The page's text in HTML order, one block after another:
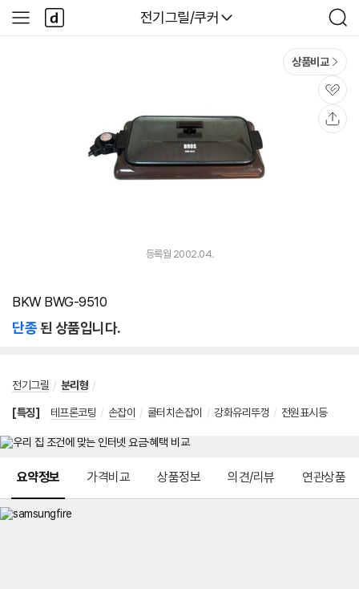
다나와
전기그릴/쿠커
검
색
사
이
다
나
와
상품비교
관
심
등록월 2002.04.
BKW BWG-9510
단종된 상품입니다.
전기그릴 / 분리형 /
[특징] 테프론코팅 / 손잡이 / 쿨터치손잡이 / 강화유리뚜껑 / 전원표시등
요약정보 가격비교 상품정보 의견/리뷰 연관상품